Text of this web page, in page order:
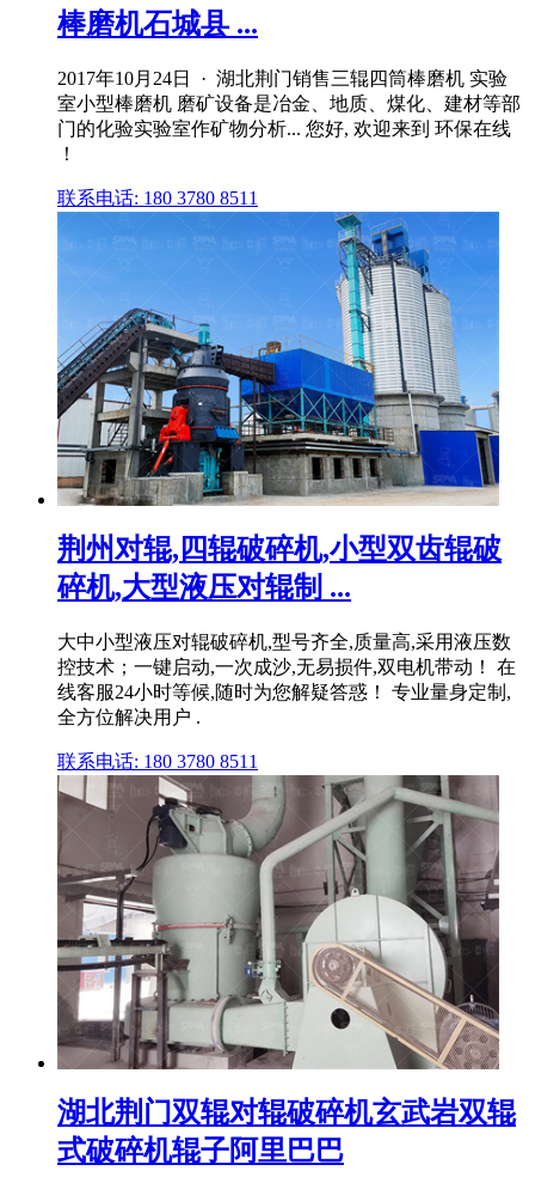
棒磨机石城县 ...
2017年10月24日 · 湖北荆门销售三辊四筒棒磨机 实验
室小型棒磨机 磨矿设备是冶金、地质、煤化、建材等部
门的化验实验室作矿物分析... 您好, 欢迎来到 环保在线
！
联系电话: 180 3780 8511
荆州对辊,四辊破碎机,小型双齿辊破
碎机,大型液压对辊制 ...
大中小型液压对辊破碎机,型号齐全,质量高,采用液压数
控技术；一键启动,一次成沙,无易损件,双电机带动！ 在
线客服24小时等候,随时为您解疑答惑！ 专业量身定制,
全方位解决用户 .
联系电话: 180 3780 8511
湖北荆门双辊对辊破碎机玄武岩双辊
式破碎机辊子阿里巴巴